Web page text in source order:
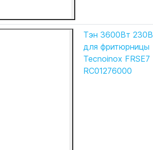
Тэн 3600Вт 230В
для фритюрницы
Tecnoinox FRSE7
RC01276000